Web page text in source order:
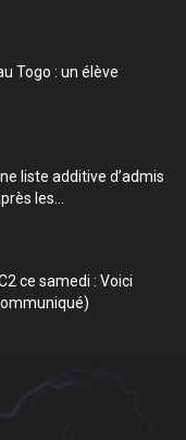
Togo : un élève
liste additive d’admis
les...
ce samedi : Voici